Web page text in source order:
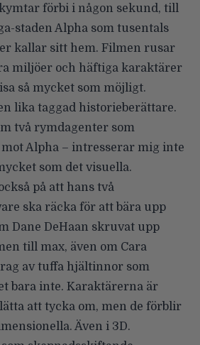
förbi i någon sekund, till
staden Alpha som tusentals
kallar sitt hem. Filmen rusar
miljöer och häftiga karaktärer
så mycket som möjligt.
lika taggad historieberättare.
två rymdagenter som
Alpha – intresserar mig inte
som det visuella.
på att hans två
ska räcka för att bära upp
Dane DeHaan skruvat upp
till max, även om Cara
av tuffa hjältinnor som
bara inte. Karaktärerna är
att tycka om, men de förblir
Även i 3D.